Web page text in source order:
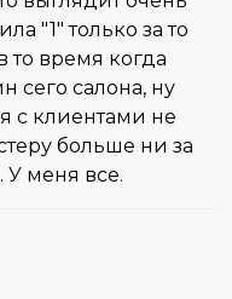
"1" только за то
то время когда
сего салона, ну
с клиентами не
больше ни за
У меня все.